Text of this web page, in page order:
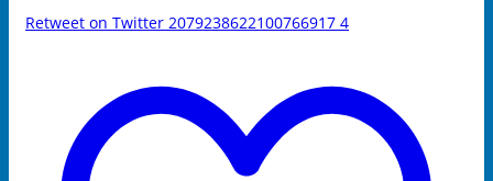
Retweet on Twitter 2079238622100766917 4